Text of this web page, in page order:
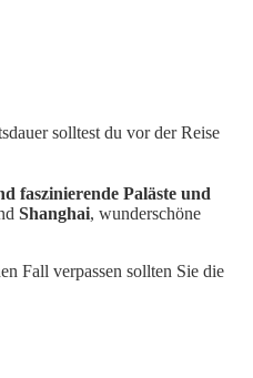
solltest du vor der Reise
faszinierende Paläste und
Shanghai, wunderschöne
Fall verpassen sollten Sie die